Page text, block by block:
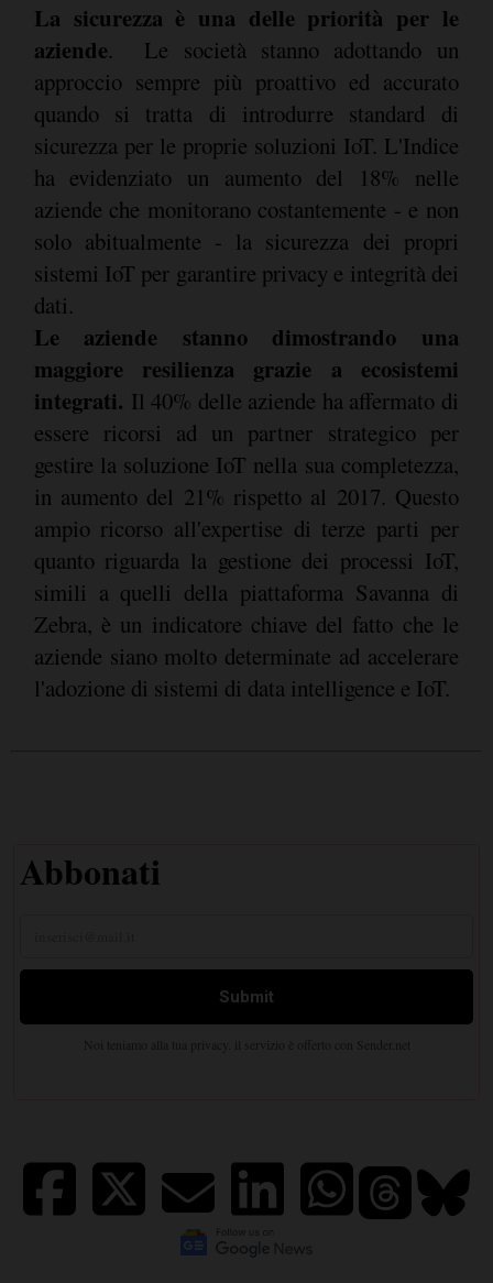
La sicurezza è una delle priorità per le
aziende. Le società stanno adottando un
approccio sempre più proattivo ed accurato
quando si tratta di introdurre standard di
sicurezza per le proprie soluzioni IoT. L'Indice
ha evidenziato un aumento del 18% nelle
aziende che monitorano costantemente - e non
solo abitualmente - la sicurezza dei propri
sistemi IoT per garantire privacy e integrità dei
dati.
Le aziende stanno dimostrando una
maggiore resilienza grazie a ecosistemi
integrati. Il 40% delle aziende ha affermato di
essere ricorsi ad un partner strategico per
gestire la soluzione IoT nella sua completezza,
in aumento del 21% rispetto al 2017. Questo
ampio ricorso all'expertise di terze parti per
quanto riguarda la gestione dei processi IoT,
simili a quelli della piattaforma Savanna di
Zebra, è un indicatore chiave del fatto che le
aziende siano molto determinate ad accelerare
l'adozione di sistemi di data intelligence e IoT.